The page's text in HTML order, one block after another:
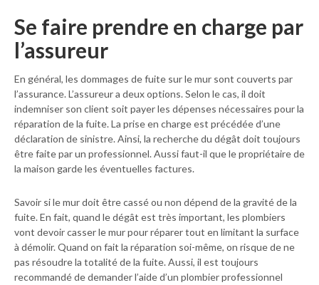
Se faire prendre en charge par
l’assureur
En général, les dommages de fuite sur le mur sont couverts par
l’assurance. L’assureur a deux options. Selon le cas, il doit
indemniser son client soit payer les dépenses nécessaires pour la
réparation de la fuite. La prise en charge est précédée d’une
déclaration de sinistre. Ainsi, la recherche du dégât doit toujours
être faite par un professionnel. Aussi faut-il que le propriétaire de
la maison garde les éventuelles factures.
Savoir si le mur doit être cassé ou non dépend de la gravité de la
fuite. En fait, quand le dégât est très important, les plombiers
vont devoir casser le mur pour réparer tout en limitant la surface
à démolir. Quand on fait la réparation soi-même, on risque de ne
pas résoudre la totalité de la fuite. Aussi, il est toujours
recommandé de demander l’aide d’un plombier professionnel